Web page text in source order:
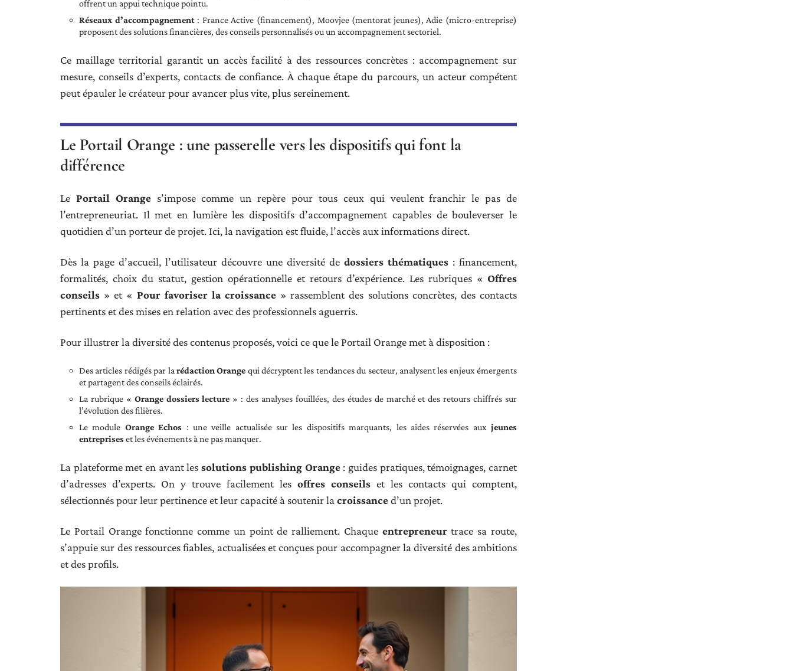
offrent un appui technique pointu.
Réseaux d’accompagnement: France Active (financement), Moovjee (mentorat jeunes), Adie (micro-entreprise)
proposent des solutions financières, des conseils personnalisés ou un accompagnement sectoriel.
Ce maillage territorial garantit un accès facilité à des ressources concrètes : accompagnement sur
mesure, conseils d’experts, contacts de confiance. À chaque étape du parcours, un acteur compétent
peut épauler le créateur pour avancer plus vite, plus sereinement.
Le Portail Orange : une passerelle vers les dispositifs qui font la
différence
Le Portail Oranges’impose comme un repère pour tous ceux qui veulent franchir le pas de
l’entrepreneuriat. Il met en lumière les dispositifs d’accompagnement capables de bouleverser le
quotidien d’un porteur de projet. Ici, la navigation est fluide, l’accès aux informations direct.
Dès la page d’accueil, l’utilisateur découvre une diversité de dossiers thématiques : financement,
formalités, choix du statut, gestion opérationnelle et retours d’expérience. Les rubriques « Offres
conseils » et « Pour favoriser la croissance » rassemblent des solutions concrètes, des contacts
pertinents et des mises en relation avec des professionnels aguerris.
Pour illustrer la diversité des contenus proposés, voici ce que le Portail Orange met à disposition :
Des articles rédigés par la rédaction Orange qui décryptent les tendances du secteur, analysent les enjeux émergents
et partagent des conseils éclairés.
La rubrique « Orange dossiers lecture » : des analyses fouillées, des études de marché et des retours chiffrés sur
l’évolution des filières.
Le module Orange Echos : une veille actualisée sur les dispositifs marquants, les aides réservées aux jeunes
entreprises et les événements à ne pas manquer.
La plateforme met en avant lessolutions publishing Orange: guides pratiques, témoignages, carnet
d’adresses d’experts. On y trouve facilement les offres conseils et les contacts qui comptent,
sélectionnés pour leur pertinence et leur capacité à soutenir la croissanced’un projet.
Le Portail Orange fonctionne comme un point de ralliement. Chaque entrepreneurtrace sa route,
s’appuie sur des ressources fiables, actualisées et conçues pour accompagner la diversité des ambitions
et des profils.